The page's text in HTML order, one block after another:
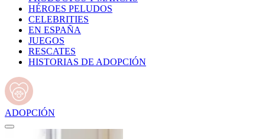
HÉROES PELUDOS
CELEBRITIES
EN ESPAÑA
JUEGOS
RESCATES
HISTORIAS DE ADOPCIÓN
ADOPCIÓN